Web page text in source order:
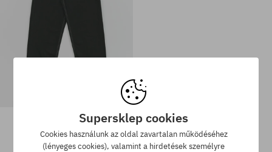
DC Baggy Denim Kisnadrág
20980 Ft
Supersklep cookies
Cookies használunk az oldal zavartalan működéséhez
(lényeges cookies), valamint a hirdetések személyre